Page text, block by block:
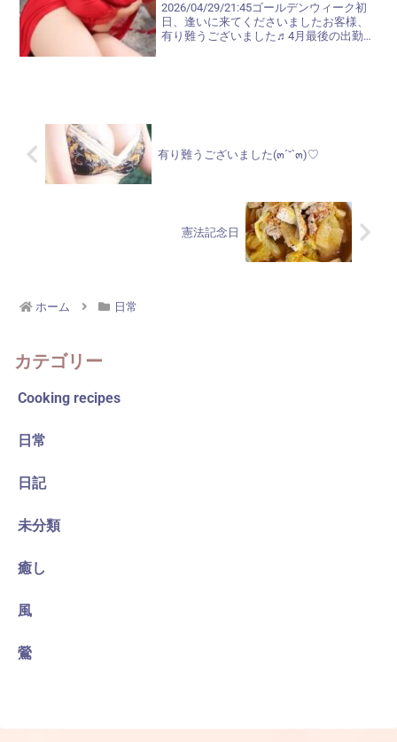
2026/04/29/21:45ゴールデンウィーク初
日、逢いに来てくださいましたお客様、
有り難うございました♬4月最後の出勤
有り難うございました(๓´˘`๓)♡
憲法記念日
ホーム 日常
カテゴリー
Cooking recipes
日常
日記
未分類
癒し
風
鶯